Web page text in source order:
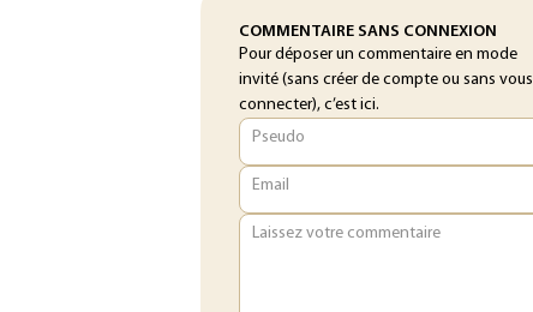
COMMENTAIRE SANS CONNEXION
Pour déposer un commentaire en mode
invité (sans créer de compte ou sans vous
connecter), c’est ici.
Pseudo
Email
Laissez votre commentaire